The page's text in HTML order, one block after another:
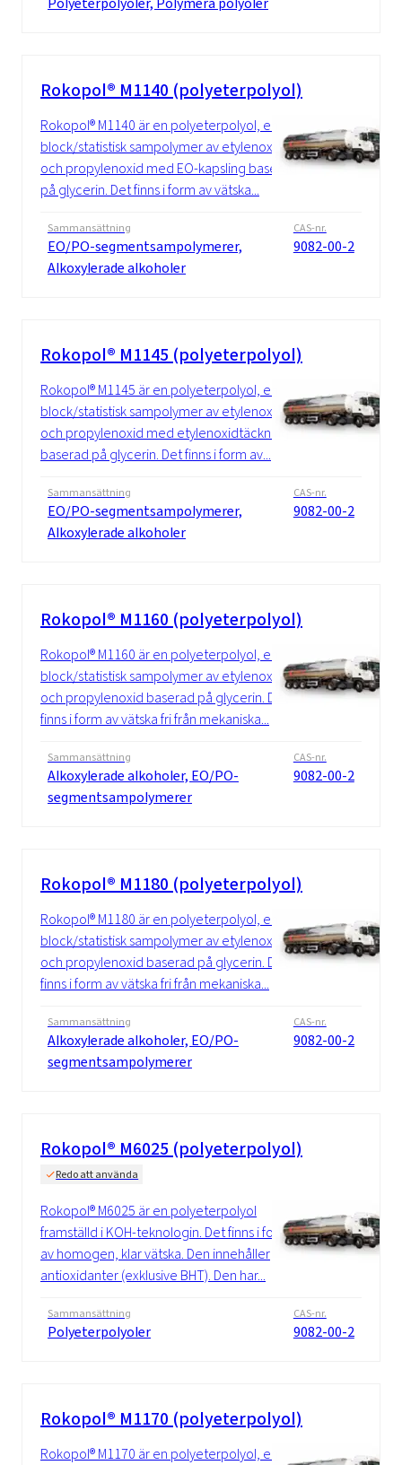
Rokopol® M1140 (polyeterpolyol)
Rokopol® M1140 är en polyeterpolyol, en
block/statistisk sampolymer av etylenoxid
och propylenoxid med EO-kapsling baserad
på glycerin. Det finns i form av vätska...
Sammansättning
EO/PO-segmentsampolymerer,
Alkoxylerade alkoholer
CAS-nr.
9082-00-2
Rokopol® M1145 (polyeterpolyol)
Rokopol® M1145 är en polyeterpolyol, en
block/statistisk sampolymer av etylenoxid
och propylenoxid med etylenoxidtäckning
baserad på glycerin. Det finns i form av...
Sammansättning
EO/PO-segmentsampolymerer,
Alkoxylerade alkoholer
CAS-nr.
9082-00-2
Rokopol® M1160 (polyeterpolyol)
Rokopol® M1160 är en polyeterpolyol, en
block/statistisk sampolymer av etylenoxid
och propylenoxid baserad på glycerin. Det
finns i form av vätska fri från mekaniska...
Sammansättning
Alkoxylerade alkoholer, EO/PO-
segmentsampolymerer
CAS-nr.
9082-00-2
Rokopol® M1180 (polyeterpolyol)
Rokopol® M1180 är en polyeterpolyol, en
block/statistisk sampolymer av etylenoxid
och propylenoxid baserad på glycerin. Det
finns i form av vätska fri från mekaniska...
Sammansättning
Alkoxylerade alkoholer, EO/PO-
segmentsampolymerer
CAS-nr.
9082-00-2
Rokopol® M6025 (polyeterpolyol)
Redo att använda
Rokopol® M6025 är en polyeterpolyol
framställd i KOH-teknologin. Det finns i form
av homogen, klar vätska. Den innehåller
antioxidanter (exklusive BHT). Den har...
Sammansättning
Polyeterpolyoler
CAS-nr.
9082-00-2
Rokopol® M1170 (polyeterpolyol)
Rokopol® M1170 är en polyeterpolyol, en